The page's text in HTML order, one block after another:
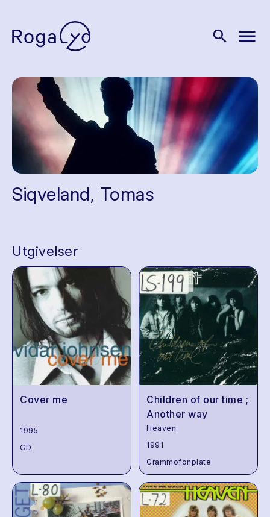
search menu
Siqveland, Tomas
Utgivelser
Cover me
1995
CD
Children of our time ;
Another way
Heaven
1991
Grammofonplate